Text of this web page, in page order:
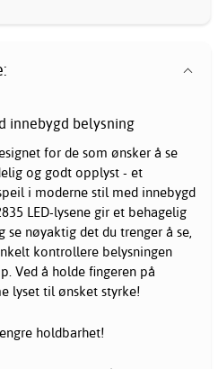
innebygd belysning
for de som ønsker å se
og godt opplyst - et
i moderne stil med innebygd
LED-lysene gir et behagelig
se nøyaktig det du trenger å se,
kontrollere belysningen
Ved å holde fingeren på
lyset til ønsket styrke!
holdbarhet!